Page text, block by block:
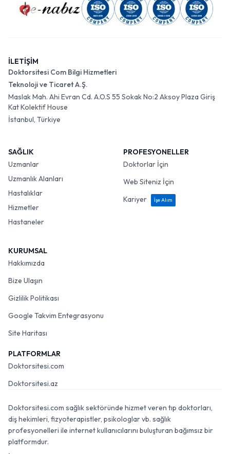
İLETİŞİM
Doktorsitesi Com Bilgi Hizmetleri
Teknoloji ve Ticaret A.Ş.
Maslak Mah. Ahi Evran Cd. A.O.S 55 Sokak No:2 Aksoy Plaza Giriş
Kat Kolektif House
İstanbul, Türkiye
SAĞLIK
Uzmanlar
Uzmanlık Alanları
Hastalıklar
Hizmetler
Hastaneler
PROFESYONELLER
Doktorlar İçin
Web Siteniz İçin
Kariyer
İşe Alım
KURUMSAL
Hakkımızda
Bize Ulaşın
Gizlilik Politikası
Google Takvim Entegrasyonu
Site Haritası
PLATFORMLAR
Doktorsitesi.com
Doktorsitesi.az
Doktorsitesi.com sağlık sektöründe hizmet veren tıp doktorları,
diş hekimleri, fizyoterapistler, psikologlar vb. sağlık
profesyonelleri ile internet kullanıcılarını buluşturan bağımsız bir
platformdur.